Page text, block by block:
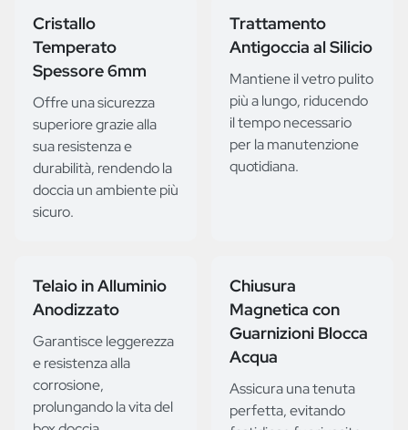
Cristallo
Temperato
Spessore 6mm
Offre una sicurezza
superiore grazie alla
sua resistenza e
durabilità, rendendo la
doccia un ambiente più
sicuro.
Trattamento
Antigoccia al Silicio
Mantiene il vetro pulito
più a lungo, riducendo
il tempo necessario
per la manutenzione
quotidiana.
Telaio in Alluminio
Anodizzato
Garantisce leggerezza
e resistenza alla
corrosione,
prolungando la vita del
Chiusura
Magnetica con
Guarnizioni Blocca
Acqua
Assicura una tenuta
perfetta, evitando